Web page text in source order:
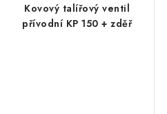
Kovový talířový ventil
přívodní KP 150 + zděř